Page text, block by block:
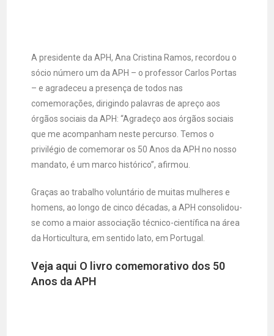
A presidente da APH, Ana Cristina Ramos, recordou o
sócio número um da APH – o professor Carlos Portas
– e agradeceu a presença de todos nas
comemorações, dirigindo palavras de apreço aos
órgãos sociais da APH: “Agradeço aos órgãos sociais
que me acompanham neste percurso. Temos o
privilégio de comemorar os 50 Anos da APH no nosso
mandato, é um marco histórico”, afirmou.
Graças ao trabalho voluntário de muitas mulheres e
homens, ao longo de cinco décadas, a APH consolidou-
se como a maior associação técnico-científica na área
da Horticultura, em sentido lato, em Portugal.
Veja aqui O livro comemorativo dos 50
Anos da APH